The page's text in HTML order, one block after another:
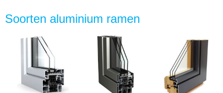
Soorten aluminium ramen